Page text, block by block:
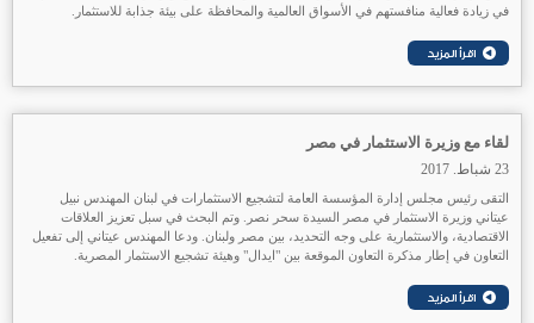
في زيادة فعالية منافستهم في الأسواق العالمية والمحافظة على بيئة جذابة للاستثمار.
لقاء مع وزيرة الاستثمار في مصر
23 شباط. 2017
التقى رئيس مجلس إدارة المؤسسة العامة لتشجيع الاستثمارات في لبنان المهندس نبيل
عيتاني وزيرة الاستثمار في مصر السيدة سحر نصر. وتم البحث في سبل تعزيز العلاقات
الاقتصادية، والاستثمارية على وجه التحديد، بين مصر ولبنان. ودعا المهندس عيتاني إلى تفعيل
التعاون في إطار مذكرة التعاون الموقعة بين "ايدال" وهيئة تشجيع الاستثمار المصرية.